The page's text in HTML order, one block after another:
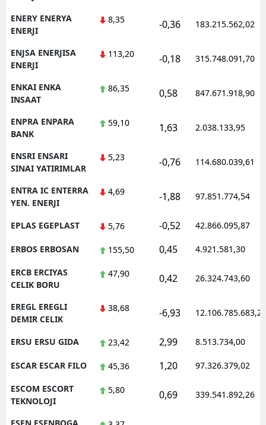
ENERY ENERYA
ENERJI
8,35 -0,36 183.215.562,02
ENJSA ENERJISA
ENERJI
113,20 -0,18 315.748.091,70
ENKAI ENKA
INSAAT
86,35 0,58 847.671.918,90
ENPRA ENPARA
BANK
59,10 1,63 2.038.133,95
ENSRI ENSARI
SINAI YATIRIMLAR
5,23 -0,76 114.680.039,61
ENTRA IC ENTERRA
YEN. ENERJI
4,69 -1,88 97.851.774,54
EPLAS EGEPLAST 5,76 -0,52 42.866.095,87
ERBOS ERBOSAN 155,50 0,45 4.921.581,30
ERCB ERCIYAS
CELIK BORU
47,90 0,42 26.324.743,60
EREGL EREGLI
DEMIR CELIK
38,68 -6,93 12.106.785.683,20
ERSU ERSU GIDA 23,42 2,99 8.513.734,00
ESCAR ESCAR FILO 45,36 1,20 97.326.379,02
ESCOM ESCORT
TEKNOLOJI
5,80 0,69 339.541.892,26